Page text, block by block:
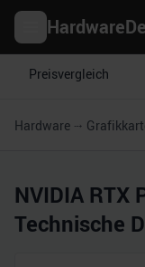
Preisvergleich
Hardware
NVIDIA RTX
Technische